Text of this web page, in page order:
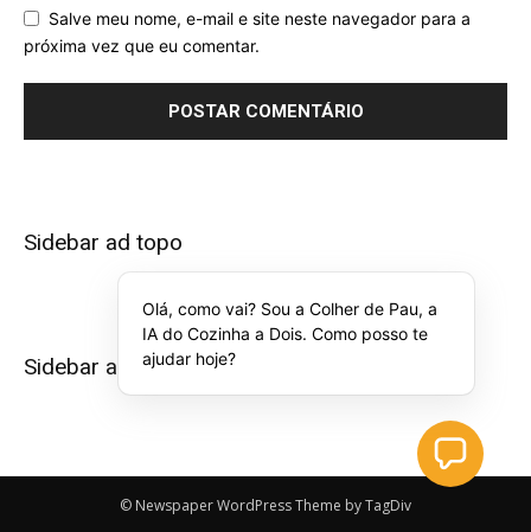
Salve meu nome, e-mail e site neste navegador para a
próxima vez que eu comentar.
Sidebar ad topo
Sidebar ad bottom
© Newspaper WordPress Theme by TagDiv
Olá, como vai? Sou a Colher de Pau, a
IA do Cozinha a Dois. Como posso te
ajudar hoje?